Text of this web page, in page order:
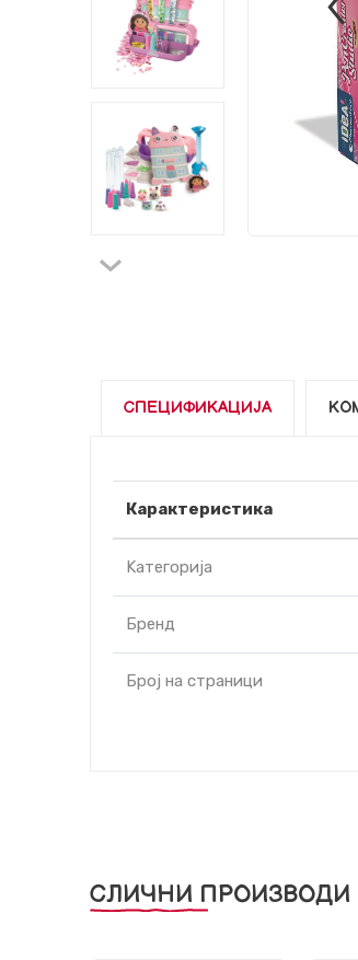
СПЕЦИФИКАЦИЈА
Карактеристика
Kатегорија
Бренд
Број на страници
СЛИЧНИ ПРОИЗВОДИ